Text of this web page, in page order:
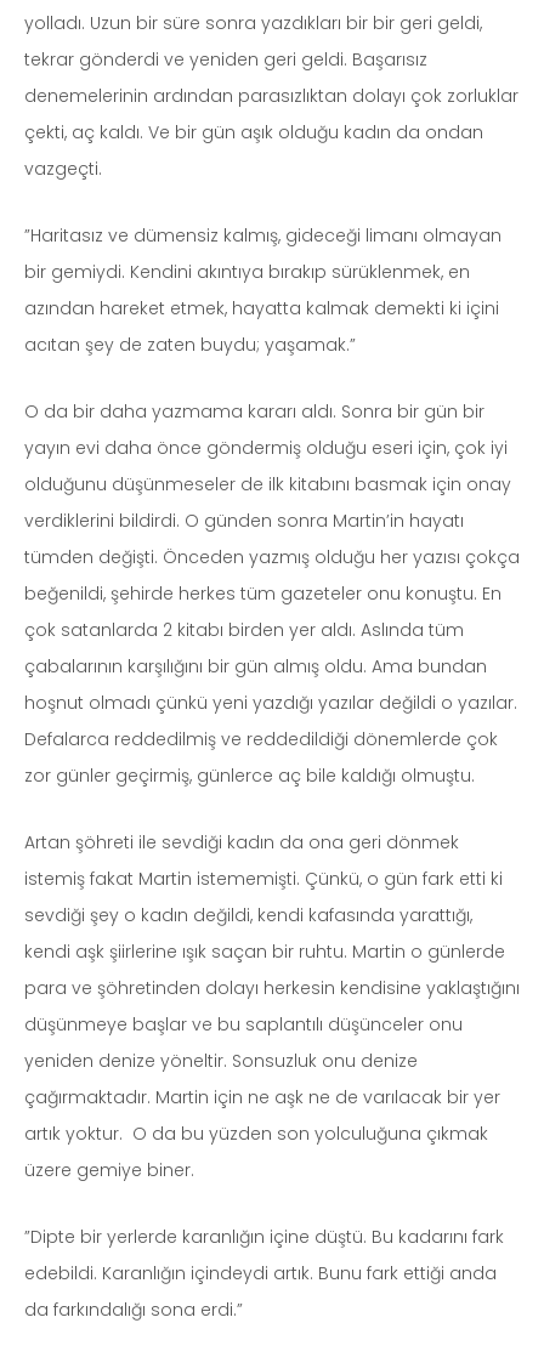
yolladı. Uzun bir süre sonra yazdıkları bir bir geri geldi,
tekrar gönderdi ve yeniden geri geldi. Başarısız
denemelerinin ardından parasızlıktan dolayı çok zorluklar
çekti, aç kaldı. Ve bir gün aşık olduğu kadın da ondan
vazgeçti.
”Haritasız ve dümensiz kalmış, gideceği limanı olmayan
bir gemiydi. Kendini akıntıya bırakıp sürüklenmek, en
azından hareket etmek, hayatta kalmak demekti ki içini
acıtan şey de zaten buydu; yaşamak.”
O da bir daha yazmama kararı aldı. Sonra bir gün bir
yayın evi daha önce göndermiş olduğu eseri için, çok iyi
olduğunu düşünmeseler de ilk kitabını basmak için onay
verdiklerini bildirdi. O günden sonra Martin’in hayatı
tümden değişti. Önceden yazmış olduğu her yazısı çokça
beğenildi, şehirde herkes tüm gazeteler onu konuştu. En
çok satanlarda 2 kitabı birden yer aldı. Aslında tüm
çabalarının karşılığını bir gün almış oldu. Ama bundan
hoşnut olmadı çünkü yeni yazdığı yazılar değildi o yazılar.
Defalarca reddedilmiş ve reddedildiği dönemlerde çok
zor günler geçirmiş, günlerce aç bile kaldığı olmuştu.
Artan şöhreti ile sevdiği kadın da ona geri dönmek
istemiş fakat Martin istememişti. Çünkü, o gün fark etti ki
sevdiği şey o kadın değildi, kendi kafasında yarattığı,
kendi aşk şiirlerine ışık saçan bir ruhtu. Martin o günlerde
para ve şöhretinden dolayı herkesin kendisine yaklaştığını
düşünmeye başlar ve bu saplantılı düşünceler onu
yeniden denize yöneltir. Sonsuzluk onu denize
çağırmaktadır. Martin için ne aşk ne de varılacak bir yer
artık yoktur. O da bu yüzden son yolculuğuna çıkmak
üzere gemiye biner.
”Dipte bir yerlerde karanlığın içine düştü. Bu kadarını fark
edebildi. Karanlığın içindeydi artık. Bunu fark ettiği anda
da farkındalığı sona erdi.”